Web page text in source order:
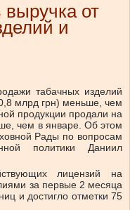
выручка от
и
табачных изделий
млрд грн) меньше, чем
продукции продали на
чем в январе. Об этом
Рады по вопросам
политики Даниил
лицензий на
за первые 2 месяца
и достигло отметки 75